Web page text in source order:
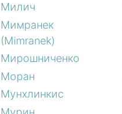
Милич
Мимранек
(Mimranek)
Мирошниченко
Моран
Мунхлинкис